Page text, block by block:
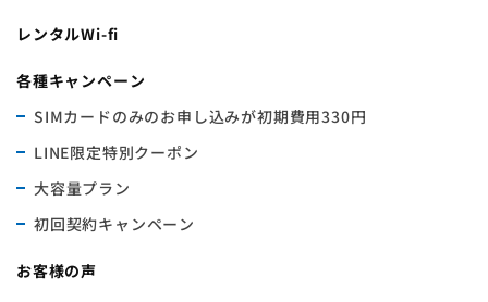
レンタルWi-fi
各種キャンペーン
SIMカードのみのお申し込みが初期費用330円
LINE限定特別クーポン
大容量プラン
初回契約キャンペーン
お客様の声